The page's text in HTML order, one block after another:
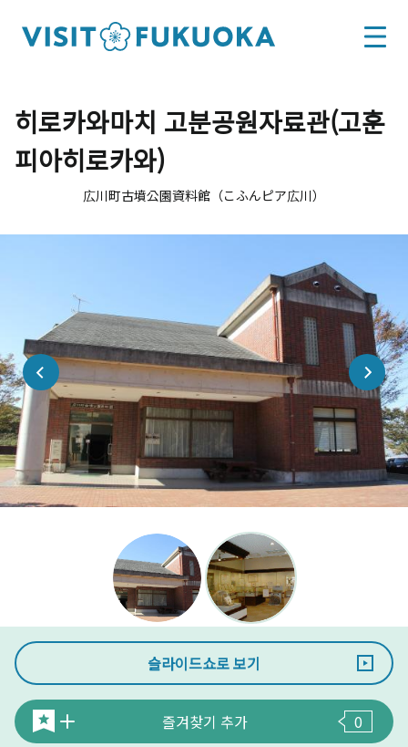
히로카와마치 고분공원자료관(고훈
피아히로카와)
広川町古墳公園資料館（こふんピア広川）
슬라이드쇼로 보기
즐겨찾기 추가 0